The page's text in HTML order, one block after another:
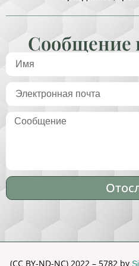
Сообщение
(CC BY-ND-NC) 2022 – 5782 by